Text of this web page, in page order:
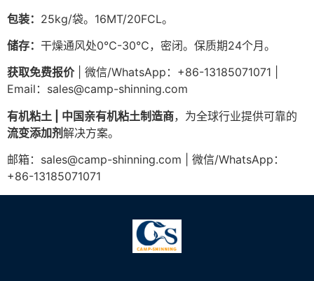
包装： 25kg/袋。16MT/20FCL。
储存： 干燥通风处0℃-30℃，密闭。保质期24个月。
获取免费报价| 微信/WhatsApp：+86-13185071071 |
Email： sales@camp-shinning.com
有机粘土 | 中国亲有机粘土制造商，为全球行业提供可靠的
流变添加剂解决方案。
邮箱： sales@camp-shinning.com | 微信/WhatsApp：
+86-13185071071